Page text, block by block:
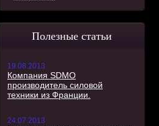
Полезные статьи
19.08.2013
Компания SDMO
производитель силовой
техники из Франции.
24.07.2013